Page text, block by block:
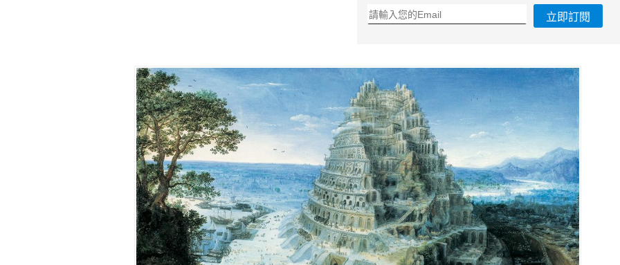
立即訂閱